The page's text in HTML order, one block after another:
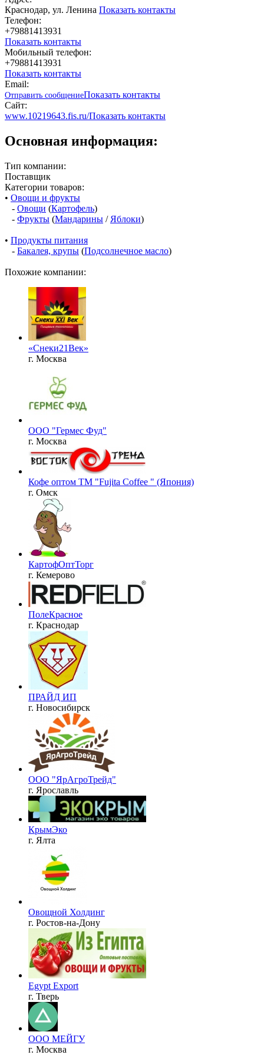
Краснодар, ул. Ленина Показать контакты
Телефон:
+79881413931
Показать контакты
Мобильный телефон:
+79881413931
Показать контакты
Email:
Отправить сообщениеПоказать контакты
Сайт:
www.10219643.fis.ru/Показать контакты
Основная информация:
Тип компании:
Поставщик
Категории товаров:
• Овощи и фрукты
- Овощи (Картофель)
- Фрукты (Мандарины / Яблоки)
• Продукты питания
- Бакалея, крупы (Подсолнечное масло)
Похожие компании:
«Снеки21Век»
г. Москва
ООО "Гермес Фуд"
г. Москва
Кофе оптом ТМ "Fujita Coffee " (Япония)
г. Омск
КартофОптТорг
г. Кемерово
ПолеКрасное
г. Краснодар
ПРАЙД ИП
г. Новосибирск
ООО "ЯрАгроТрейд"
г. Ярославль
КрымЭко
г. Ялта
Овощной Холдинг
г. Ростов-на-Дону
Egypt Export
г. Тверь
ООО МЕЙГУ
г. Москва